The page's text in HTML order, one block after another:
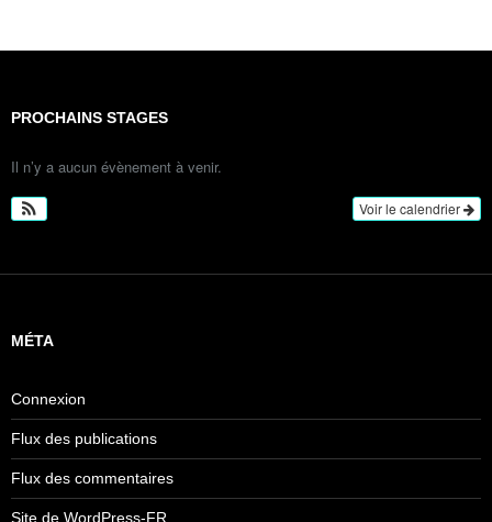
PROCHAINS STAGES
Il n’y a aucun évènement à venir.
Voir le calendrier
MÉTA
Connexion
Flux des publications
Flux des commentaires
Site de WordPress-FR